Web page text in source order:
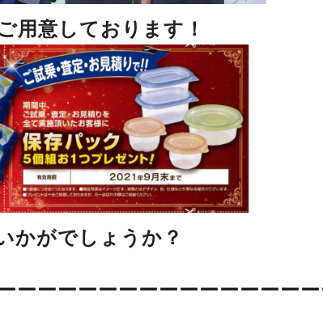
用意しております！
かがでしょうか？
ーーーーーーーーーーーーーー